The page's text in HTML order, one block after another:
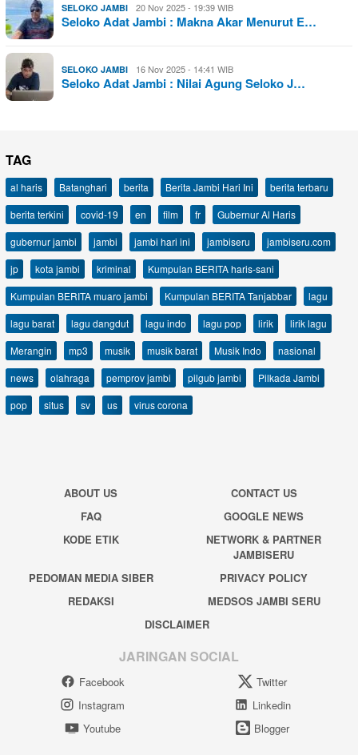
SELOKO JAMBI 20 Nov 2025 - 19:39 WIB
Seloko Adat Jambi : Makna Akar Menurut E…
SELOKO JAMBI 16 Nov 2025 - 14:41 WIB
Seloko Adat Jambi : Nilai Agung Seloko J…
TAG
al haris Batanghari berita Berita Jambi Hari Ini
berita terbaru
berita terkini
covid-19 en film fr
Gubernur Al Haris
gubernur jambi
jambi jambi hari ini jambiseru
jambiseru.com
jp
kota jambi kriminal
Kumpulan BERITA haris-sani
Kumpulan BERITA muaro jambi
Kumpulan BERITA Tanjabbar
lagu
lagu barat
lagu dangdut lagu indo lagu pop lirik
lirik lagu
Merangin
mp3 musik musik barat Musik Indo
nasional
news
olahraga pemprov jambi pilgub jambi
Pilkada Jambi
pop
situs sv us virus corona
ABOUT US
CONTACT US
FAQ
GOOGLE NEWS
KODE ETIK
NETWORK & PARTNER
JAMBISERU
PEDOMAN MEDIA SIBER
PRIVACY POLICY
REDAKSI
MEDSOS JAMBI SERU
DISCLAIMER
JARINGAN SOCIAL
Facebook
Twitter
Instagram
Linkedin
Youtube
Blogger